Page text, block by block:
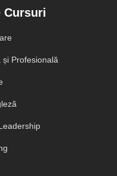
Cursuri
și Profesională